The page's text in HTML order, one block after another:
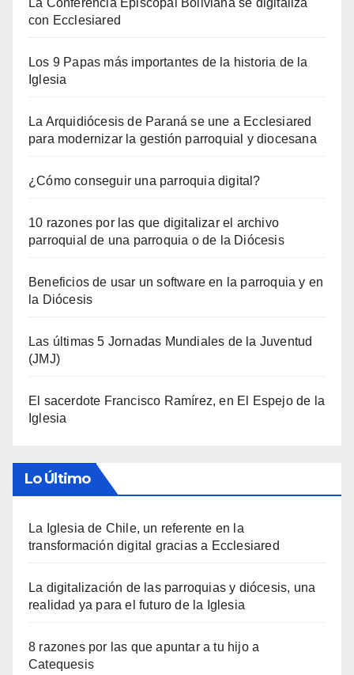
La Conferencia Episcopal Boliviana se digitaliza
con Ecclesiared
Los 9 Papas más importantes de la historia de la
Iglesia
La Arquidiócesis de Paraná se une a Ecclesiared
para modernizar la gestión parroquial y diocesana
¿Cómo conseguir una parroquia digital?
10 razones por las que digitalizar el archivo
parroquial de una parroquia o de la Diócesis
Beneficios de usar un software en la parroquia y en
la Diócesis
Las últimas 5 Jornadas Mundiales de la Juventud
(JMJ)
El sacerdote Francisco Ramírez, en El Espejo de la
Iglesia
Lo Último
La Iglesia de Chile, un referente en la
transformación digital gracias a Ecclesiared
La digitalización de las parroquias y diócesis, una
realidad ya para el futuro de la Iglesia
8 razones por las que apuntar a tu hijo a
Catequesis